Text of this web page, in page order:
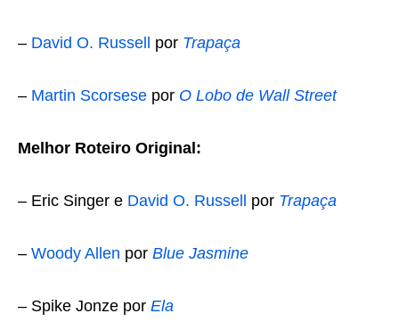
– David O. Russell por Trapaça
– Martin Scorsese por O Lobo de Wall Street
Melhor Roteiro Original:
– Eric Singer e David O. Russell por Trapaça
– Woody Allen por Blue Jasmine
– Spike Jonze por Ela